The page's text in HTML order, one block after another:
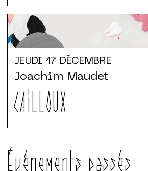
JEUDI 17 DÉCEMBRE
CAILLOUX
Joachim Maudet
Événements passés